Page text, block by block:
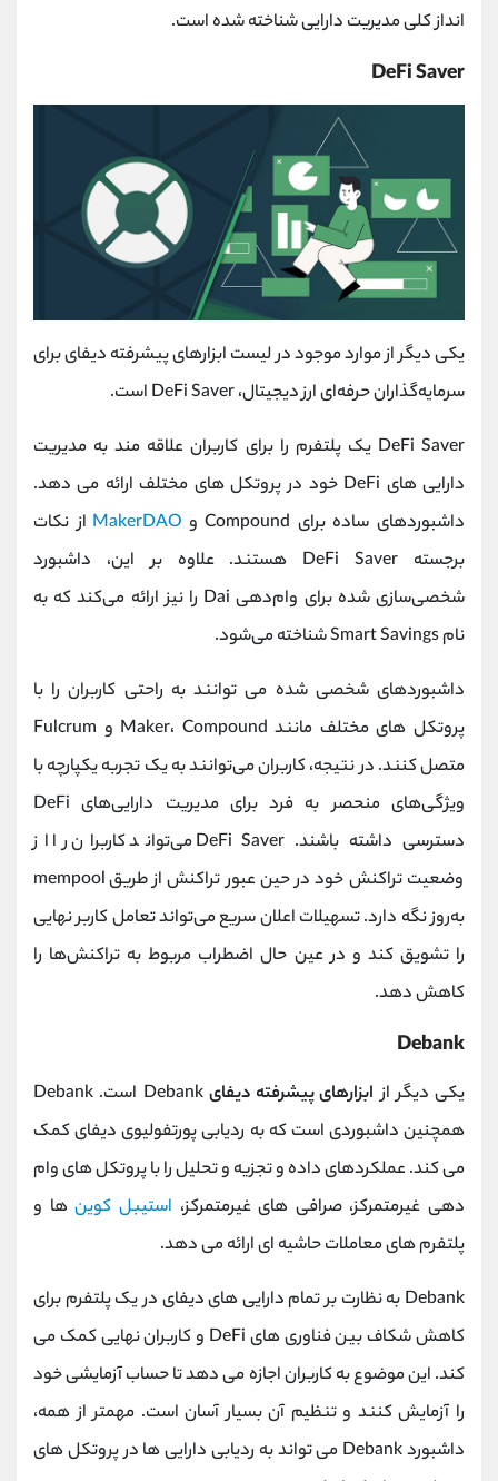
انداز کلی مدیریت دارایی شناخته شده است.
DeFi Saver
یکی دیگر از موارد موجود در لیست ابزارهای پیشرفته دیفای برای
سرمایه‌گذاران حرفه‌ای ارز دیجیتال، DeFi Saver است.
DeFi Saver یک پلتفرم را برای کاربران علاقه مند به مدیریت
دارایی های DeFi خود در پروتکل های مختلف ارائه می دهد.
داشبوردهای ساده برای Compound و
MakerDAO از نکات
برجسته DeFi Saver هستند. علاوه بر این، داشبورد
شخصی‌سازی شده برای وام‌دهی Dai را نیز ارائه می‌کند که به
نام Smart Savings شناخته می‌شود.
داشبوردهای شخصی شده می توانند به راحتی کاربران را با
پروتکل های مختلف مانند Maker، Compound و Fulcrum
متصل کنند. در نتیجه، کاربران می‌توانند به یک تجربه یکپارچه با
ویژگی‌های منحصر به فرد برای مدیریت دارایی‌های DeFi
دسترسی داشته باشند. DeFi Saver می‌تواند کاربران را از
وضعیت تراکنش خود در حین عبور تراکنش از طریق mempool
به‌روز نگه دارد. تسهیلات اعلان سریع می‌تواند تعامل کاربر نهایی
را تشویق کند و در عین حال اضطراب مربوط به تراکنش‌ها را
کاهش دهد.
Debank
یکی دیگر از ابزارهای پیشرفته دیفای
Debank است. Debank
همچنین داشبوردی است که به ردیابی پورتفولیوی دیفای کمک
می کند. عملکردهای داده و تجزیه و تحلیل را با پروتکل های وام
دهی غیرمتمرکز، صرافی های غیرمتمرکز، استیبل کوینها و
پلتفرم های معاملات حاشیه ای ارائه می دهد.
Debank به نظارت بر تمام دارایی های دیفای در یک پلتفرم برای
کاهش شکاف بین فناوری های DeFi و کاربران نهایی کمک می
کند. این موضوع به کاربران اجازه می دهد تا حساب آزمایشی خود
را آزمایش کنند و تنظیم آن بسیار آسان است. مهمتر از همه،
داشبورد Debank می تواند به ردیابی دارایی ها در پروتکل های